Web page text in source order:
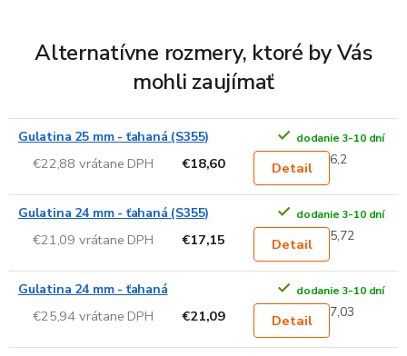
Alternatívne rozmery, ktoré by Vás
mohli zaujímať
Gulatina 25 mm - ťahaná (S355) dodanie 3-10 dní
€22,88 vrátane DPH €18,60 Detail 6,2
Gulatina 24 mm - ťahaná (S355) dodanie 3-10 dní
€21,09 vrátane DPH €17,15 Detail 5,72
Gulatina 24 mm - ťahaná dodanie 3-10 dní
€25,94 vrátane DPH €21,09 Detail 7,03